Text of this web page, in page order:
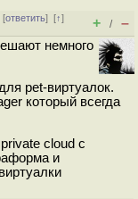
[ответить][↑]
+ / –
немного
pet-виртуалок.
который всегда
cloud с
и